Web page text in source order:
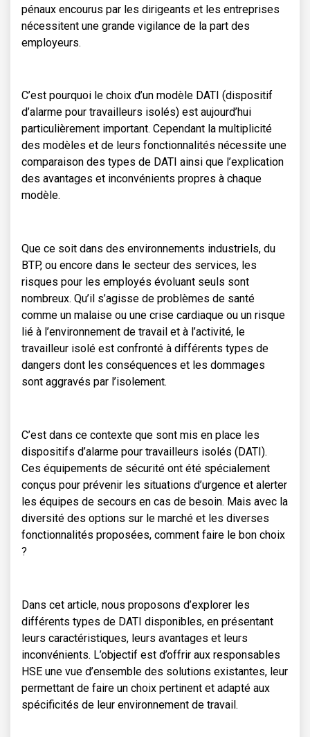
pénaux encourus par les dirigeants et les entreprises
nécessitent une grande vigilance de la part des
employeurs.
C’est pourquoi le choix d’un modèle DATI (dispositif
d’alarme pour travailleurs isolés) est aujourd’hui
particulièrement important. Cependant la multiplicité
des modèles et de leurs fonctionnalités nécessite une
comparaison des types de DATI ainsi que l’explication
des avantages et inconvénients propres à chaque
modèle.
Que ce soit dans des environnements industriels, du
BTP, ou encore dans le secteur des services, les
risques pour les employés évoluant seuls sont
nombreux. Qu’il s’agisse de problèmes de santé
comme un malaise ou une crise cardiaque ou un risque
lié à l’environnement de travail et à l’activité, le
travailleur isolé est confronté à différents types de
dangers dont les conséquences et les dommages
sont aggravés par l’isolement.
C’est dans ce contexte que sont mis en place les
dispositifs d’alarme pour travailleurs isolés (DATI).
Ces équipements de sécurité ont été spécialement
conçus pour prévenir les situations d’urgence et alerter
les équipes de secours en cas de besoin. Mais avec la
diversité des options sur le marché et les diverses
fonctionnalités proposées, comment faire le bon choix
?
Dans cet article, nous proposons d’explorer les
différents types de DATI disponibles, en présentant
leurs caractéristiques, leurs avantages et leurs
inconvénients. L’objectif est d’offrir aux responsables
HSE une vue d’ensemble des solutions existantes, leur
permettant de faire un choix pertinent et adapté aux
spécificités de leur environnement de travail.